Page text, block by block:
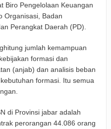
Biro Pengelolaan Keuangan
Organisasi, Badan
Perangkat Daerah (PD).
jumlah kemampuan
formasi dan
(anjab) dan analisis beban
formasi. Itu semua
di Provinsi jabar adalah
perorangan 44.086 orang